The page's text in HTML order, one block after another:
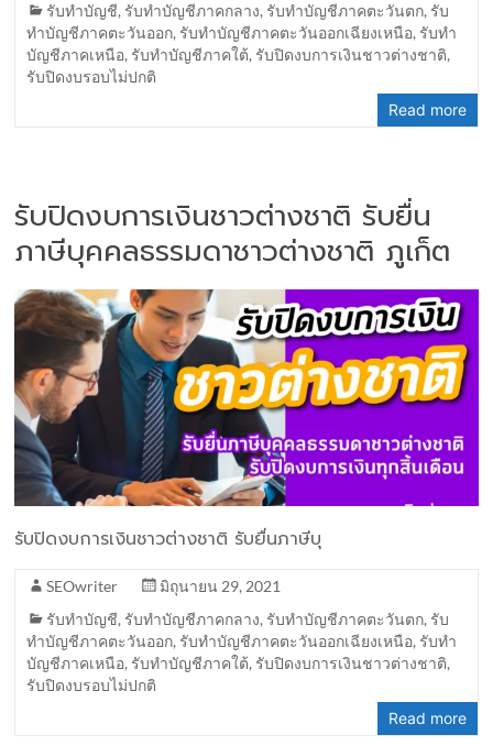
รับทำบัญชี, รับทำบัญชีภาคกลาง, รับทำบัญชีภาคตะวันตก, รับ
ทำบัญชีภาคตะวันออก, รับทำบัญชีภาคตะวันออกเฉียงเหนือ, รับทำ
บัญชีภาคเหนือ, รับทำบัญชีภาคใต้, รับปิดงบการเงินชาวต่างชาติ,
รับปิดงบรอบไม่ปกติ
Read more
รับปิดงบการเงินชาวต่างชาติ รับยื่น
ภาษีบุคคลธรรมดาชาวต่างชาติ ภูเก็ต
รับปิดงบการเงินชาวต่างชาติ รับยื่นภาษีบุ
SEOwriter
มิถุนายน 29, 2021
รับทำบัญชี, รับทำบัญชีภาคกลาง, รับทำบัญชีภาคตะวันตก, รับ
ทำบัญชีภาคตะวันออก, รับทำบัญชีภาคตะวันออกเฉียงเหนือ, รับทำ
บัญชีภาคเหนือ, รับทำบัญชีภาคใต้, รับปิดงบการเงินชาวต่างชาติ,
รับปิดงบรอบไม่ปกติ
Read more